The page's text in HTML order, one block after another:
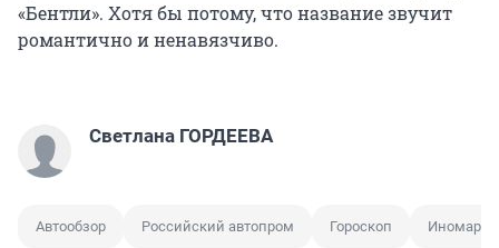
«Бентли». Хотя бы потому, что название звучит
романтично и ненавязчиво.
Светлана ГОРДЕЕВА
Автообзор Российский автопром Гороскоп Иномарка